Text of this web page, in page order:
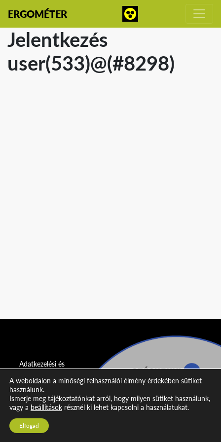
ERGOMÉTER
Jelentkezés
user(533)@(#8298)
Adatkezelési és
nyilatkozat
Impresszum
Kapcsolat
A weboldalon a minőségi felhasználói élmény érdekében sütiket
használunk.
Ismerje meg tájékoztatónkat arról, hogy milyen sütiket használunk,
vagy a beállítások résznél ki lehet kapcsolni a használatukat.
Elfogad